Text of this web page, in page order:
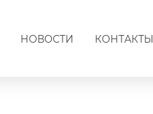
НОВОСТИ КОНТАКТЫ